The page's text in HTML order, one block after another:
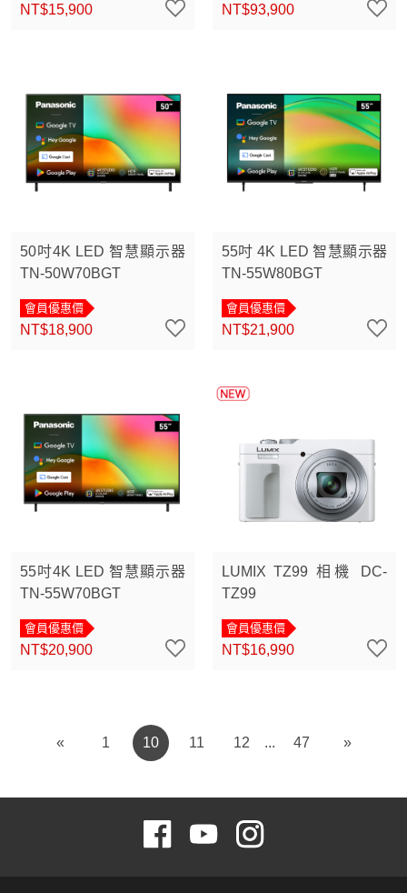
NT$15,900 NT$93,900
50吋4K LED 智慧顯示器
TN-50W70BGT
會員優惠價
NT$18,900
55吋 4K LED 智慧顯示器
TN-55W80BGT
會員優惠價
NT$21,900
55吋4K LED 智慧顯示器
TN-55W70BGT
會員優惠價
NT$20,900
LUMIX TZ99 相機 DC-
TZ99
會員優惠價
NT$16,990
« 1 10 11 12 47 »